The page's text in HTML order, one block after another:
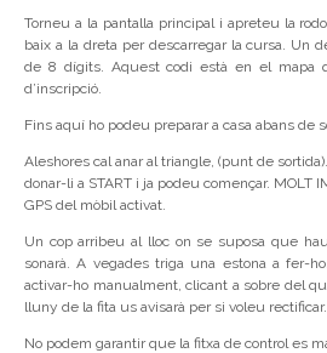
Torneu a la pantalla principal i apreteu la
baix a la dreta per descarregar la cursa. Un
de 8 dígits. Aquest codi està en el mapa
d’inscripció.
Fins aquí ho podeu preparar a casa abans de
Aleshores cal anar al triangle, (punt de
donar-li a START i ja podeu començar. MOLT
GPS del mòbil activat.
Un cop arribeu al lloc on se suposa que
sonarà. A vegades triga una estona a fer-
activar-ho manualment, clicant a sobre del
lluny de la fita us avisarà per si voleu rectificar.
No podem garantir que la fitxa de control es